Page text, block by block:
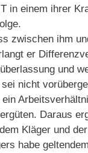
in einem ihrer
zwischen ihm
er
und
nicht
Daraus
Kläger und
habe